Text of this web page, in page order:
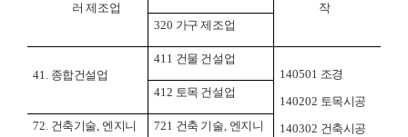
러 제조업
작
320 가구 제조업
41. 종합건설업
411 건물 건설업
140501 조경
140202 토목시공
140302 건축시공
412 토목 건설업
72. 건축기술, 엔지니
721 건축 기술, 엔지니